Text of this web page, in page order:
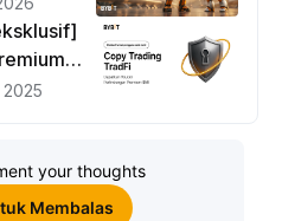
2025
your thoughts
Membalas